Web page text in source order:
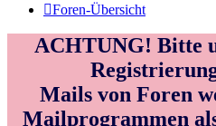
Foren-Übersicht
ACHTUNG! Bitte
Mails von Foren
Mailprogrammen